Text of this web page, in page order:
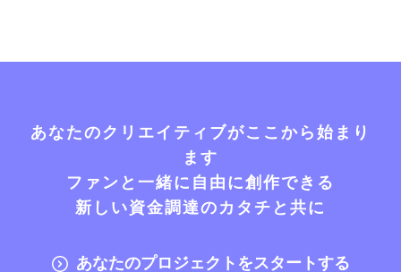
あなたのクリエイティブがここから始まり
ます
ファンと一緒に自由に創作できる
新しい資金調達のカタチと共に
あなたのプロジェクトをスタートする